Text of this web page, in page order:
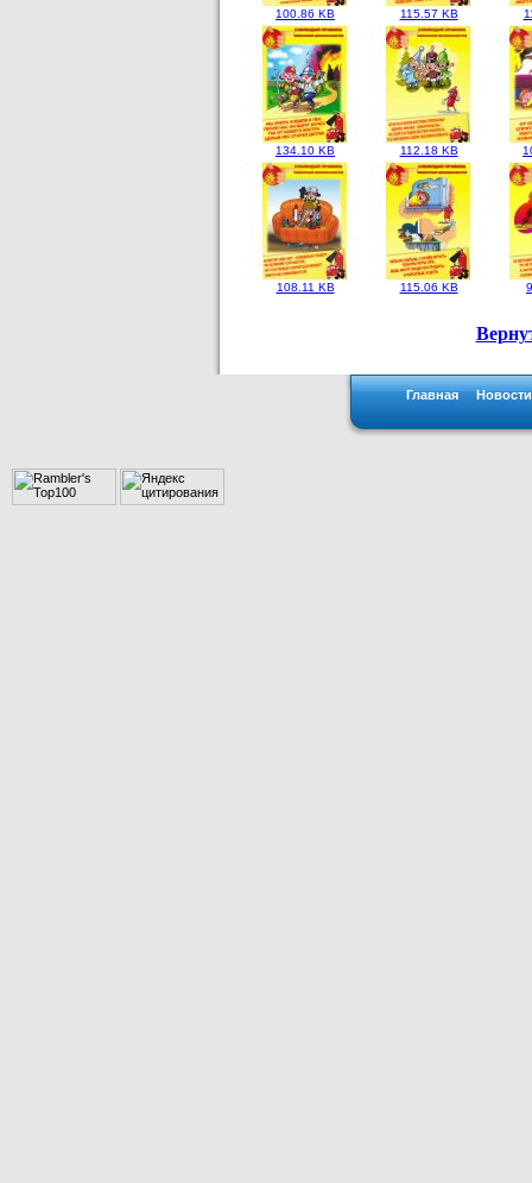
100.86 KB 115.57 KB
134.10 KB 112.18 KB
108.11 KB 115.06 KB
Главная Новости